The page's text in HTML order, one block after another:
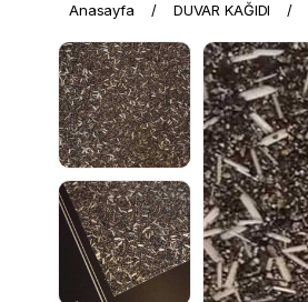
Anasayfa DUVAR KAĞIDI